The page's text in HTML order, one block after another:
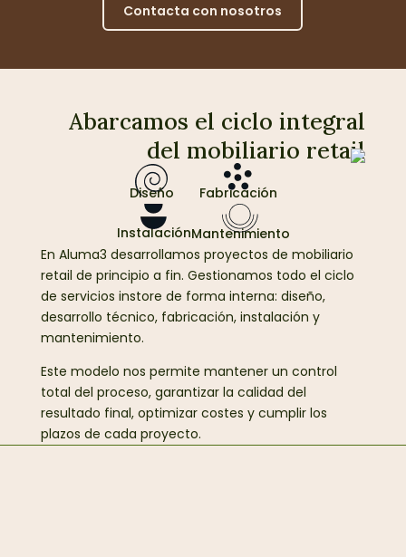
Contacta con nosotros
Abarcamos el ciclo integral
del mobiliario retail
Diseño Fabricación
InstalaciónMantenimiento
En Aluma3 desarrollamos proyectos de mobiliario
retail de principio a fin. Gestionamos todo el ciclo
de servicios instore de forma interna: diseño,
desarrollo técnico, fabricación, instalación y
mantenimiento.
Este modelo nos permite mantener un control
total del proceso, garantizar la calidad del
resultado final, optimizar costes y cumplir los
plazos de cada proyecto.